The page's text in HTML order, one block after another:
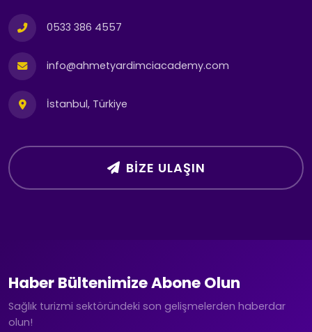
0533 386 4557
info@ahmetyardimciacademy.com
İstanbul, Türkiye
BIZE ULAŞIN
Haber Bültenimize Abone Olun
Sağlık turizmi sektöründeki son gelişmelerden haberdar
olun!